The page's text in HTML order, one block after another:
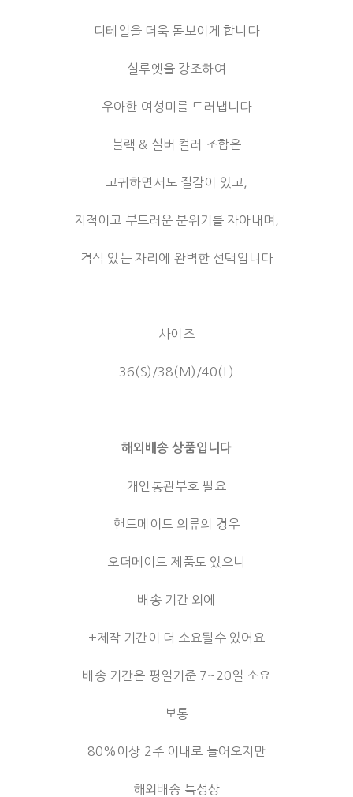
디테일을 더욱 돋보이게 합니다
실루엣을 강조하여
우아한 여성미를 드러냅니다
블랙 & 실버 컬러 조합은
고귀하면서도 질감이 있고,
지적이고 부드러운 분위기를 자아내며,
격식 있는 자리에 완벽한 선택입니다
사이즈
36(S)/38(M)/40(L)
해외배송 상품입니다
개인통관부호 필요
핸드메이드 의류의 경우
오더메이드 제품도 있으니
배송 기간 외에
+제작 기간이 더 소요될수 있어요
배송 기간은 평일기준 7~20일 소요
보통
80%이상 2주 이내로 들어오지만
해외배송 특성상